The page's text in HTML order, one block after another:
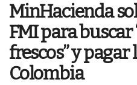
MinHacienda
FMI para buscar
frescos” y pagar
Colombia